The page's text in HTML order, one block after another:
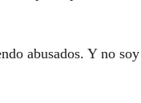
abusados. Y no